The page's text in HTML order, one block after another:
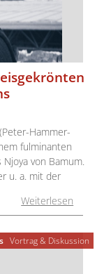
Hammer-
fulminanten
von Bamum.
u. a. mit der
Weiterlesen
Vortrag & Diskussion